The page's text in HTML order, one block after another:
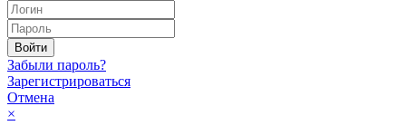
Забыли пароль?
Зарегистрироваться
Отмена
×